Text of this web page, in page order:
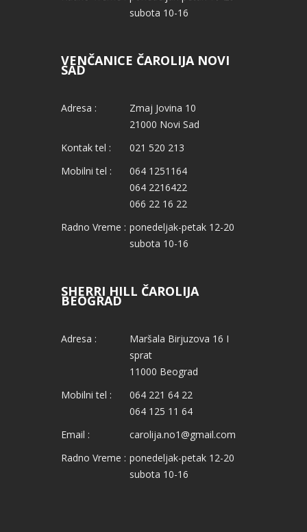
subota 10-16
VENČANICE ČAROLIJA NOVI
SAD
Adresa :
Zmaj Jovina 10
21000 Novi Sad
Kontak tel :
021 520 213
Mobilni tel :
064 1251164
064 2216422
066 22 16 22
Radno Vreme : ponedeljak-petak 12-20
subota 10-16
SHERRI HILL ČAROLIJA
BEOGRAD
Adresa :
Maršala Birjuzova 16 I
sprat
11000 Beograd
Mobilni tel :
064 221 64 22
064 125 11 64
Email :
carolija.no1@gmail.com
Radno Vreme : ponedeljak-petak 12-20
subota 10-16